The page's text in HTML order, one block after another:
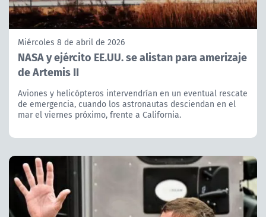
Miércoles 8 de abril de 2026
NASA y ejército EE.UU. se alistan para amerizaje
de Artemis II
Aviones y helicópteros intervendrían en un eventual rescate
de emergencia, cuando los astronautas desciendan en el
mar el viernes próximo, frente a California.